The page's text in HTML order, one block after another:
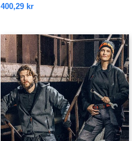
400,29 kr